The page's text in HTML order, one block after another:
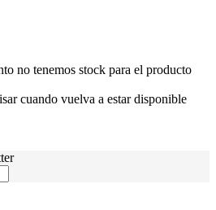
no tenemos stock para el producto
cuando vuelva a estar disponible